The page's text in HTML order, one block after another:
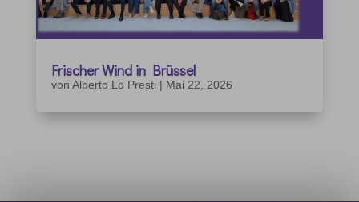
Frischer Wind in Brüssel
von Alberto Lo Presti | Mai 22, 2026